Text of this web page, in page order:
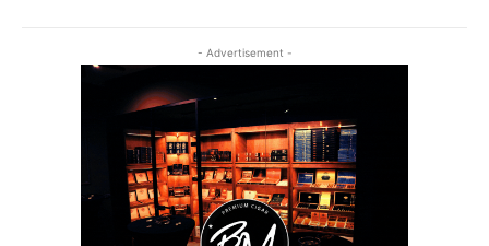
- Advertisement -